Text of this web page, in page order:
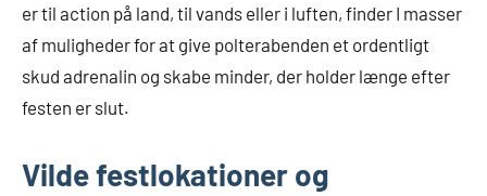
er til action på land, til vands eller i luften, finder I masser
af muligheder for at give polterabenden et ordentligt
skud adrenalin og skabe minder, der holder længe efter
festen er slut.
Vilde festlokationer og